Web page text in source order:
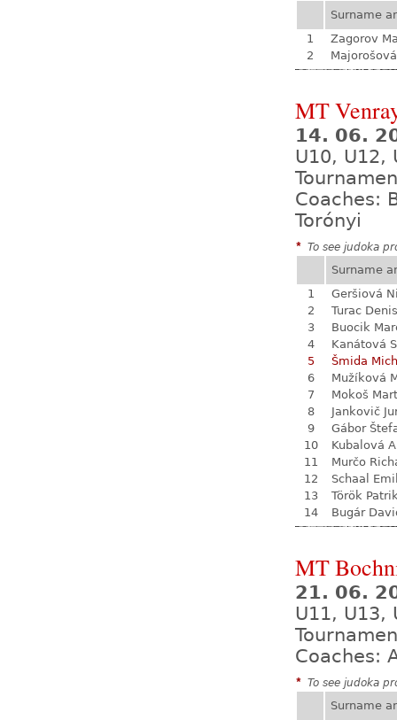
Surname
1
Zagorov
2
MT
14. 06.
U10, U12,
Coaches:
Torónyi
* To see judoka
Surname
1
Geršiová
2
Turac Denis
3
Buocik
4
Kanátová
5
Šmida
6
Mužíková
7
Mokoš
8
Jankovič
9
Gábor
10
Kubalová
11
Murčo
12
Schaal
13
Török
14
Bugár
MT
21. 06.
U11, U13,
Coaches:
* To see judoka
Surname